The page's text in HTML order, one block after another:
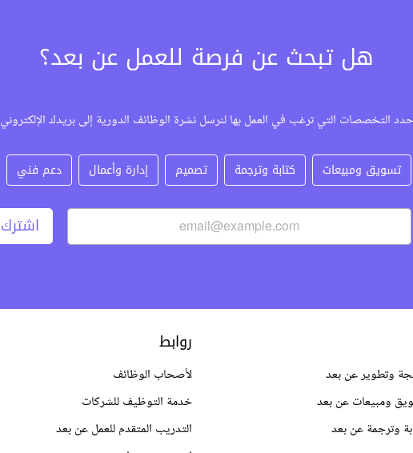
هل تبحث عن فرصة للعمل عن بعد؟
حدد التخصصات التي ترغب في العمل بها لنرسل نشرة الوظائف الدورية إلى بريدك الإلكتروني
تسويق ومبيعات كتابة وترجمة تصميم إدارة وأعمال دعم فني
اشترك
وتطوير عن بعد
ومبيعات عن بعد
وترجمة عن بعد
روابط
لأصحاب الوظائف
خدمة التوظيف للشركات
التدريب المتقدم للعمل عن بعد